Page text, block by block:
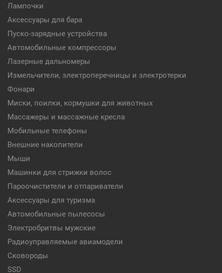
Лампочки
Аксессуары для бара
Пуско-зарядные устройства
Автомобильные компрессоры
Лазерные дальномеры
Измельчители, электроперечницы и электротерки
Фонари
Миски, поилки, кормушки для животных
Массажеры и массажные кресла
Мобильные телефоны
Внешние накопители
Мыши
Машинки для стрижки волос
Пароочистители и отпариватели
Аксессуары для туризма
Автомобильные пылесосы
Электробритвы мужские
Радиоуправляемые авиамодели
Сковороды
SSD